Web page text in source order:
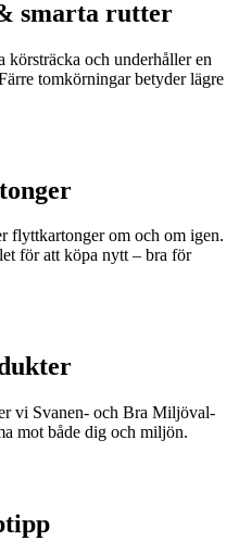
smarta rutter
och underhåller en
tomkörningar betyder lägre
flyttkartonger om och om igen.
för att köpa nytt – bra för
vi Svanen- och Bra Miljöval-
mot både dig och miljön.